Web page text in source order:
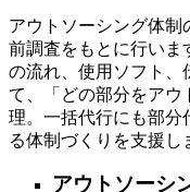
アウトソーシング体
前調査をもとに行いま
の流れ、使用ソフト、
て、「どの部分をアウ
理。一括代行にも部分
る体制づくりを支援し
アウトソーシ